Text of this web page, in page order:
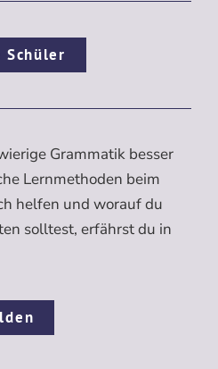
Schüler
Grammatik besser
Lernmethoden beim
helfen und worauf du
solltest, erfährst du in